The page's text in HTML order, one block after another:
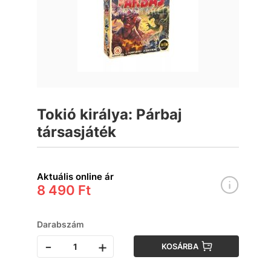
Tokió királya: Párbaj
társasjáték
Aktuális online ár
8 490 Ft
Darabszám
- + KOSÁRBA